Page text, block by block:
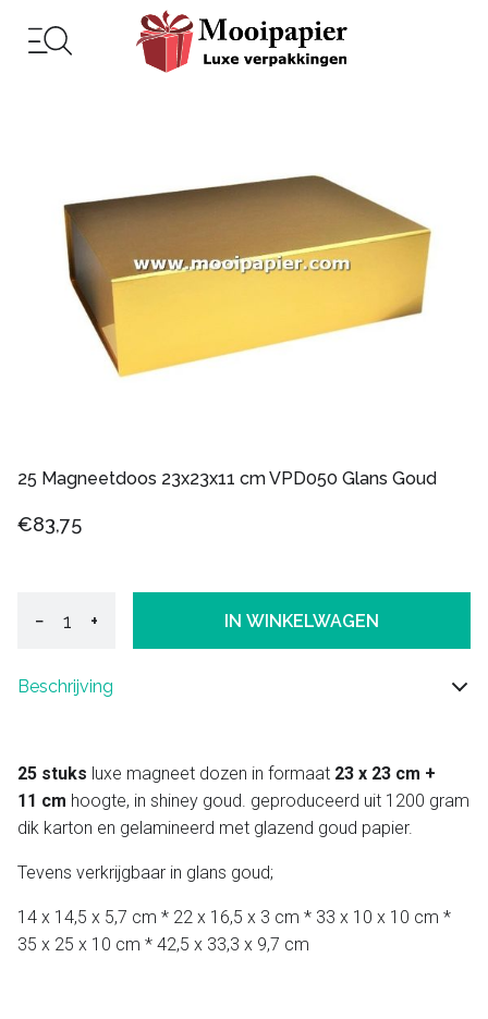
25 Magneetdoos 23x23x11 cm VPD050 Glans Goud
€83,75
− + IN WINKELWAGEN
Beschrijving
25 stuks luxe magneet dozen in formaat 23 x 23 cm +
11 cm hoogte, in shiney goud. geproduceerd uit 1200 gram
dik karton en gelamineerd met glazend goud papier.
Tevens verkrijgbaar in glans goud;
14 x 14,5 x 5,7 cm * 22 x 16,5 x 3 cm * 33 x 10 x 10 cm *
35 x 25 x 10 cm * 42,5 x 33,3 x 9,7 cm